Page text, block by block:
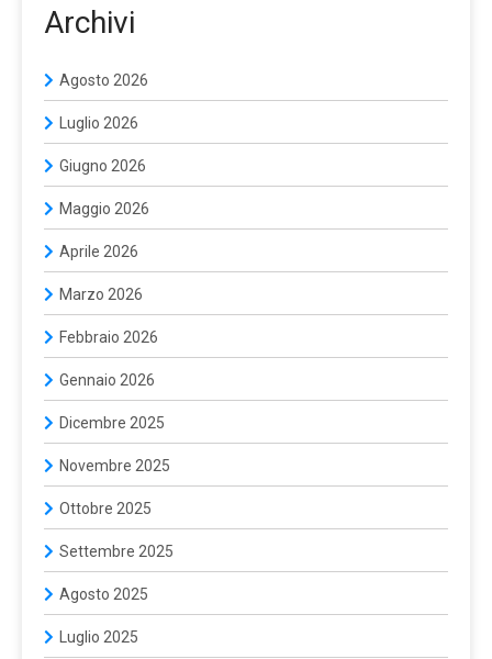
Archivi
Agosto 2026
Luglio 2026
Giugno 2026
Maggio 2026
Aprile 2026
Marzo 2026
Febbraio 2026
Gennaio 2026
Dicembre 2025
Novembre 2025
Ottobre 2025
Settembre 2025
Agosto 2025
Luglio 2025